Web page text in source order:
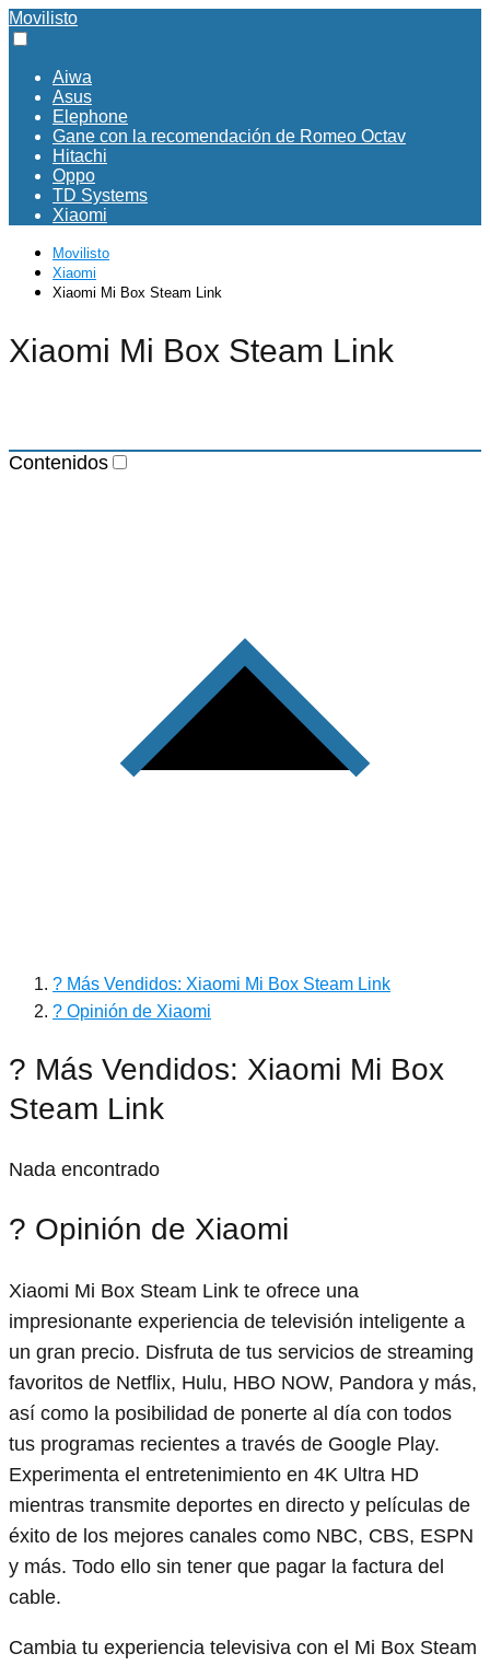
Movilisto
Aiwa
Asus
Elephone
Gane con la recomendación de Romeo Octav
Hitachi
Oppo
TD Systems
Xiaomi
Movilisto
Xiaomi
Xiaomi Mi Box Steam Link
Xiaomi Mi Box Steam Link
Contenidos
? Más Vendidos: Xiaomi Mi Box Steam Link
? Opinión de Xiaomi
? Más Vendidos: Xiaomi Mi Box
Steam Link
Nada encontrado
? Opinión de Xiaomi
Xiaomi Mi Box Steam Link te ofrece una
impresionante experiencia de televisión inteligente a
un gran precio. Disfruta de tus servicios de streaming
favoritos de Netflix, Hulu, HBO NOW, Pandora y más,
así como la posibilidad de ponerte al día con todos
tus programas recientes a través de Google Play.
Experimenta el entretenimiento en 4K Ultra HD
mientras transmite deportes en directo y películas de
éxito de los mejores canales como NBC, CBS, ESPN
y más. Todo ello sin tener que pagar la factura del
cable.
Cambia tu experiencia televisiva con el Mi Box Steam